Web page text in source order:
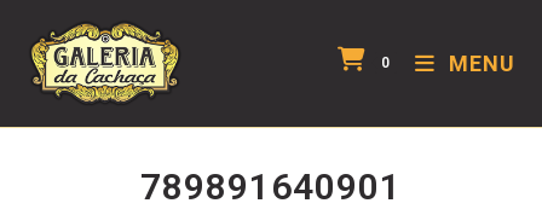
0 MENU
789891640901